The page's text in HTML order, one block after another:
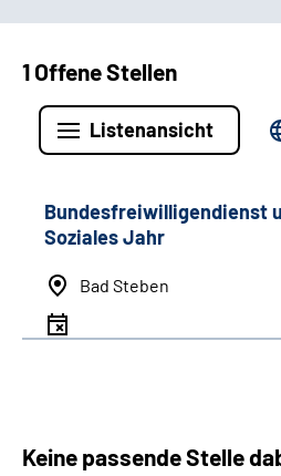
1 Offene Stellen
Listenansicht
Bundesfreiwilligendienst
Soziales Jahr
Bad Steben
Keine passende Stelle